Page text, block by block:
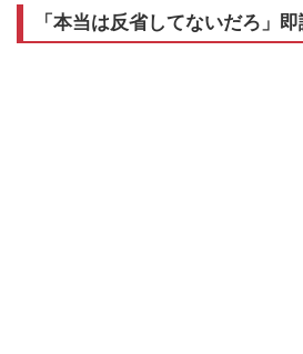
「本当は反省してないだろ」